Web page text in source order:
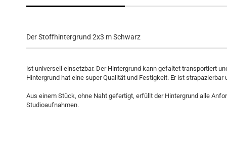
Der Stoffhintergrund 2x3 m Schwarz
ist universell einsetzbar. Der Hintergrund kann gefaltet transportiert
Hintergrund hat eine super Qualität und Festigkeit. Er ist strapazierbar
Aus einem Stück, ohne Naht gefertigt, erfüllt der Hintergrund alle
Studioaufnahmen.